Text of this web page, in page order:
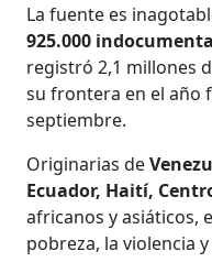
La fuente es
925.000
registró 2,1 millones
su frontera en el año
septiembre.
Originarias de
Ecuador, Haití,
africanos y asiáticos,
pobreza, la violencia